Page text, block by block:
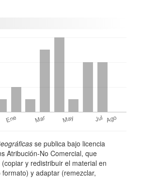
se publica bajo licencia
Atribución-No Comercial, que
y redistribuir el material en
y adaptar (remezclar,